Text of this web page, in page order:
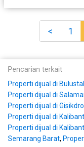
< 1
Pencarian terkait
Properti dijual di
Properti dijual di
Properti dijual di
Properti dijual di
Properti dijual di
Semarang Barat,